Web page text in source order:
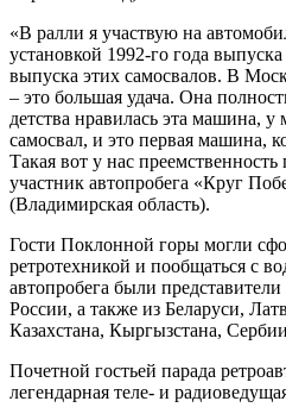
«В ралли я участвую на
установкой 1992-го года
выпуска этих самосвалов. В
– это большая удача. Она
детства нравилась эта машина, у
самосвал, и это первая машина,
Такая вот у нас
участник автопробега «Круг
(Владимирская область).
Гости Поклонной горы могли
ретротехникой и пообщаться с
автопробега были представители
России, а также из Беларуси,
Казахстана, Кыргызстана,
Почетной гостьей парада
легендарная теле- и